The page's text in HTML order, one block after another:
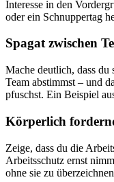
Interesse in den
oder ein Schnuppertag
Spagat zwischen
Mache deutlich, dass
Team abstimmst – und
pfuschst. Ein Beispiel
Körperlich
Zeige, dass du die
Arbeitsschutz ernst
ohne sie zu